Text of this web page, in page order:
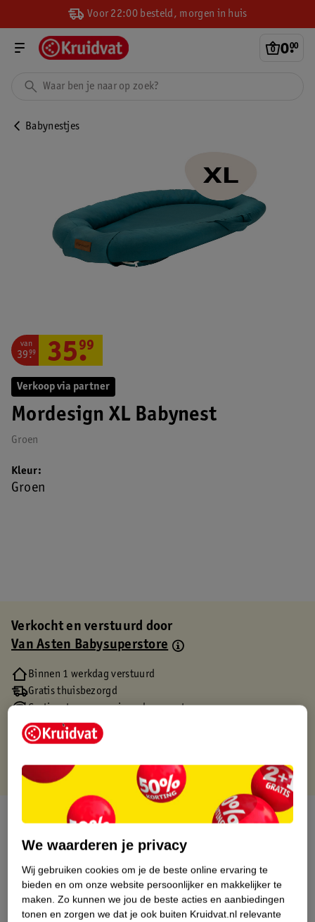
Voor 22:00 besteld, morgen in huis
0.
00
Babynestjes
Verkoop via partner
Mordesign XL Babynest
Groen
van
39.
99 35.
99
Kleur
Groen
Verkocht en verstuurd door
Van Asten Babysuperstore
Binnen 1 werkdag verstuurd
Gratis thuisbezorgd
Gratis retourneren via verkooppartner.
Gratis punten met je Kruidvat kaart
Over dit product
Productinformatie
Etiketinformatie
We waarderen je privacy
Wij gebruiken cookies om je de beste online ervaring te
bieden en om onze website persoonlijker en makkelijker te
maken. Zo kunnen we jou de beste acties en aanbiedingen
tonen en zorgen we dat je ook buiten Kruidvat.nl relevante